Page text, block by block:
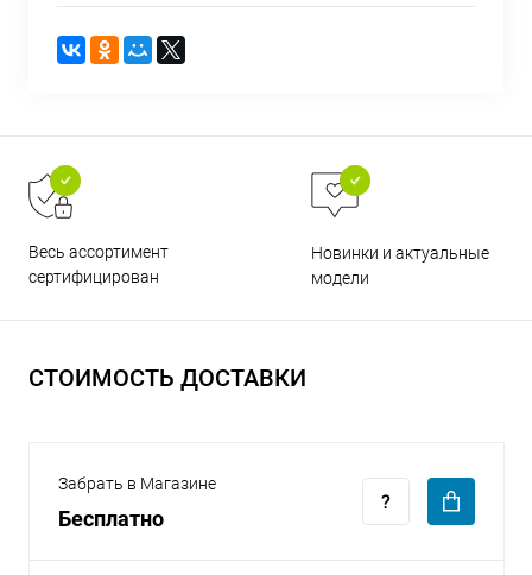
Весь ассортимент
сертифицирован
Новинки и актуальные
модели
СТОИМОСТЬ ДОСТАВКИ
Забрать в Магазине
Бесплатно